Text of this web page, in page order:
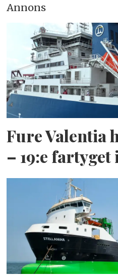
Annons
Fure Valentia
– 19:e fartyget